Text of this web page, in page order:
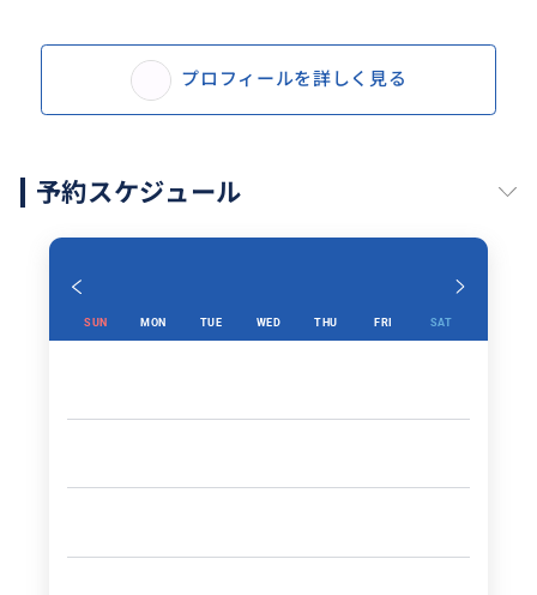
プロフィールを詳しく見る
予約スケジュール
SUN MON TUE WED THU FRI SAT